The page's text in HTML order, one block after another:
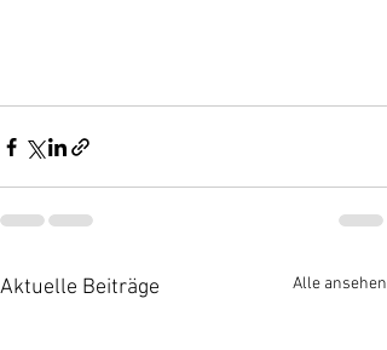
Aktuelle Beiträge Alle ansehen